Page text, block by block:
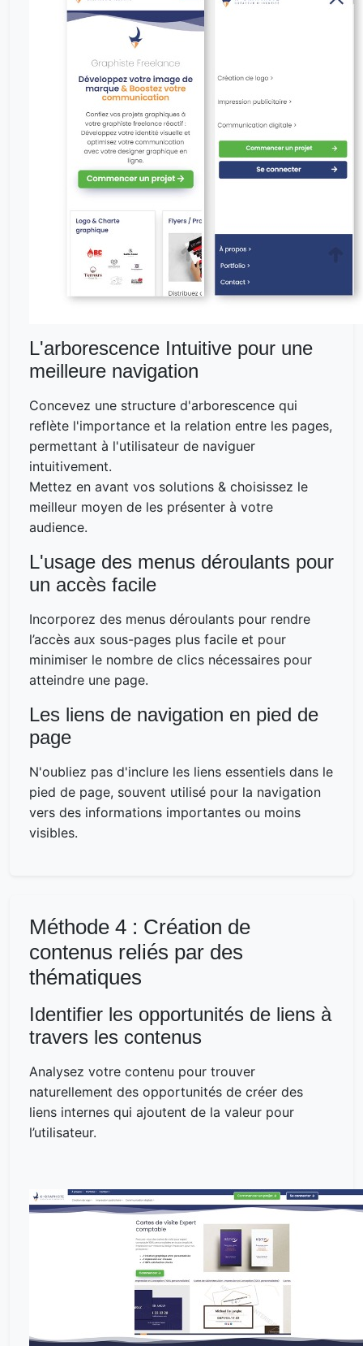
L'arborescence Intuitive pour une
meilleure navigation
Concevez une structure d'arborescence qui
reflète l'importance et la relation entre les pages,
permettant à l'utilisateur de naviguer
intuitivement.
Mettez en avant vos solutions & choisissez le
meilleur moyen de les présenter à votre
audience.
L'usage des menus déroulants pour
un accès facile
Incorporez des menus déroulants pour rendre
l’accès aux sous-pages plus facile et pour
minimiser le nombre de clics nécessaires pour
atteindre une page.
Les liens de navigation en pied de
page
N'oubliez pas d'inclure les liens essentiels dans le
pied de page, souvent utilisé pour la navigation
vers des informations importantes ou moins
visibles.
Méthode 4 : Création de
contenus reliés par des
thématiques
Identifier les opportunités de liens à
travers les contenus
Analysez votre contenu pour trouver
naturellement des opportunités de créer des
liens internes qui ajoutent de la valeur pour
l’utilisateur.